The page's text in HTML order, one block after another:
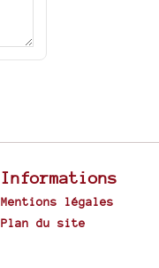
Informations
Mentions légales
Plan du site